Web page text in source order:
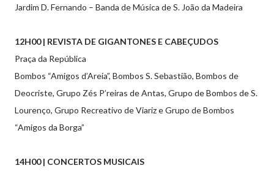
Jardim D. Fernando – Banda de Música de S. João da Madeira
12H00 | REVISTA DE GIGANTONES E CABEÇUDOS
Praça da República
Bombos “Amigos d’Areia”, Bombos S. Sebastião, Bombos de
Deocriste, Grupo Zés P’reiras de Antas, Grupo de Bombos de S.
Lourenço, Grupo Recreativo de Viariz e Grupo de Bombos
“Amigos da Borga”
14H00 | CONCERTOS MUSICAIS